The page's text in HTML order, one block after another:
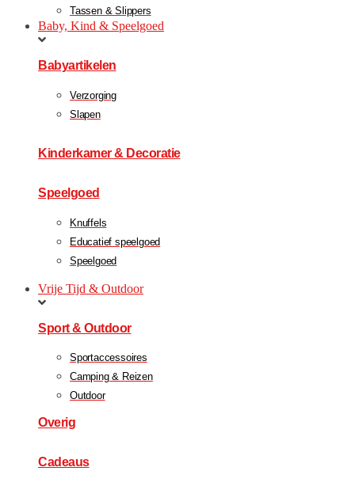
Tassen & Slippers
Baby, Kind & Speelgoed
Babyartikelen
Verzorging
Slapen
Kinderkamer & Decoratie
Speelgoed
Knuffels
Educatief speelgoed
Speelgoed
Vrije Tijd & Outdoor
Sport & Outdoor
Sportaccessoires
Camping & Reizen
Outdoor
Overig
Cadeaus